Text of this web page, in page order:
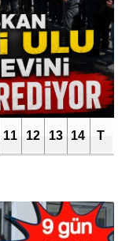
11 12 13 14 T